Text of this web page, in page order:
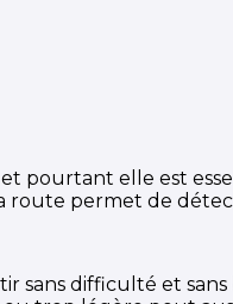
pourtant elle est
route permet de
sans difficulté et